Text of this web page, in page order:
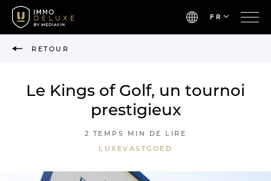
FR
RETOUR
Le Kings of Golf, un tournoi
prestigieux
2 TEMPS MIN DE LIRE
LUXEVASTGOED